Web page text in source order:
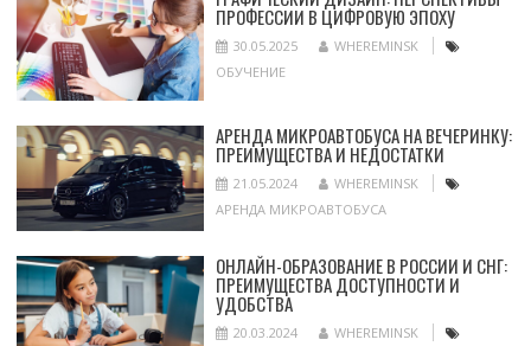
ПРОФЕССИИ В ЦИФРОВУЮ ЭПОХУ
30.05.2025
WHEREMINSK
ОБУЧЕНИЕ
АРЕНДА МИКРОАВТОБУСА НА ВЕЧЕРИНКУ:
ПРЕИМУЩЕСТВА И НЕДОСТАТКИ
21.05.2024
WHEREMINSK
АРЕНДА МИКРОАВТОБУСА
ОНЛАЙН-ОБРАЗОВАНИЕ В РОССИИ И СНГ:
ПРЕИМУЩЕСТВА ДОСТУПНОСТИ И
УДОБСТВА
20.03.2024
WHEREMINSK